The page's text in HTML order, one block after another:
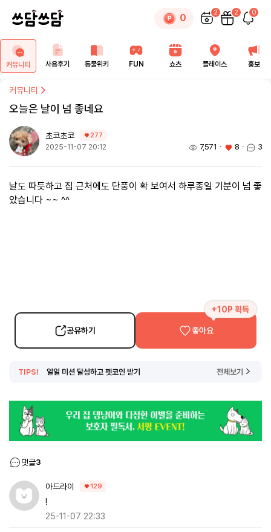
0 2 2 0
커뮤니티 사용후기 동물위키 FUN 쇼츠 플레이스 홍보
커뮤니티
오늘은 날이 넘 좋네요
초코초코 277
2025-11-07 20:12 7,571 ㆍ 8 ㆍ 3
날도 따듯하고 집 근처에도 단풍이 확 보여서 하루종일 기분이 넘 좋
았습니다 ~~ ^^
공유하기
+10P 획득
좋아요
TIPS! 일일 미션 달성하고 펫코인 받기 전체보기
댓글3
아드라이 129
!
25-11-07 22:33